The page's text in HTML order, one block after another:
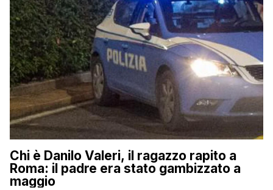
Chi è Danilo Valeri, il ragazzo rapito a
Roma: il padre era stato gambizzato a
maggio